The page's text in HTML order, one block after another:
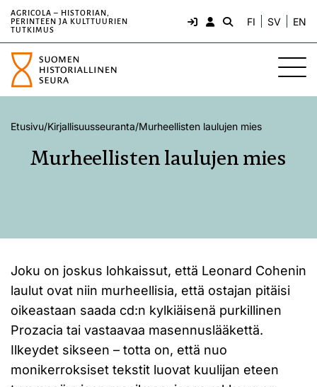
AGRICOLA – HISTORIAN,
PERINTEEN JA KULTTUURIEN
TUTKIMUS
FI SV EN
Etusivu/Kirjallisuusseuranta/Murheellisten laulujen mies
Murheellisten laulujen mies
Joku on joskus lohkaissut, että Leonard Cohenin
laulut ovat niin murheellisia, että ostajan pitäisi
oikeastaan saada cd:n kylkiäisenä purkillinen
Prozacia tai vastaavaa masennuslääkettä.
Ilkeydet sikseen – totta on, että nuo
monikerroksiset tekstit luovat kuulijan eteen